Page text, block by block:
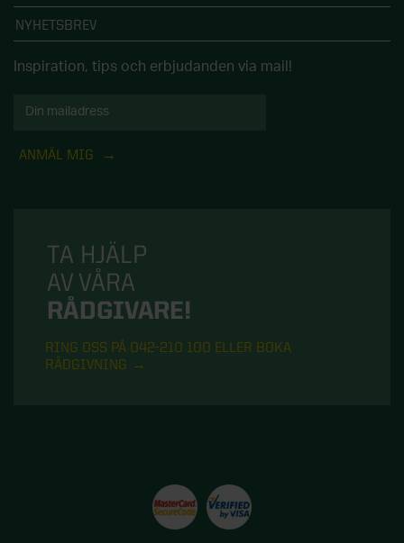
NYHETSBREV
Inspiration, tips och erbjudanden via mail!
ANMÄL MIG
TA HJÄLP
AV VÅRA
RÅDGIVARE!
RING OSS PÅ 042-210 100 ELLER BOKA
RÅDGIVNING